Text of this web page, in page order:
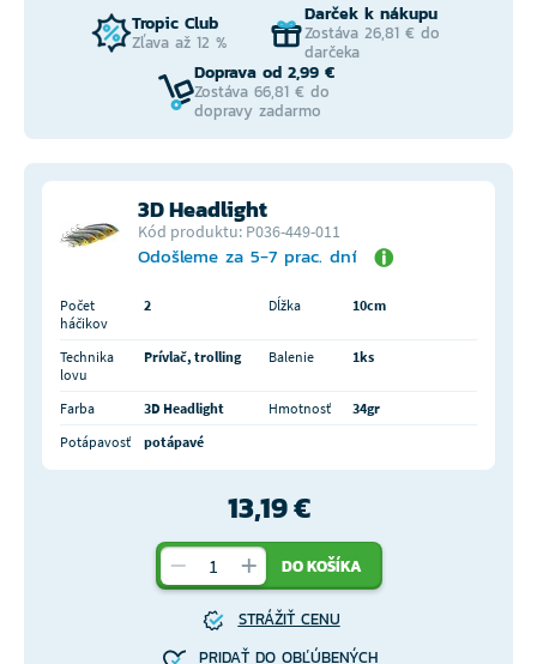
Tropic Club
Zľava až 12 %
Darček k nákupu
Zostáva 26,81 € do
darčeka
Doprava od 2,99 €
Zostáva 66,81 € do
dopravy zadarmo
3D Headlight
Kód produktu: P036-449-011
Odošleme za 5-7 prac. dní
Počet
háčikov
2 Dĺžka 10cm
Technika
lovu
Prívlač, trolling Balenie 1ks
Farba 3D Headlight Hmotnosť
34gr
Potápavosť
potápavé
13,19 €
DO KOŠÍKA
STRÁŽIŤ CENU
PRIDAŤ DO OBĽÚBENÝCH